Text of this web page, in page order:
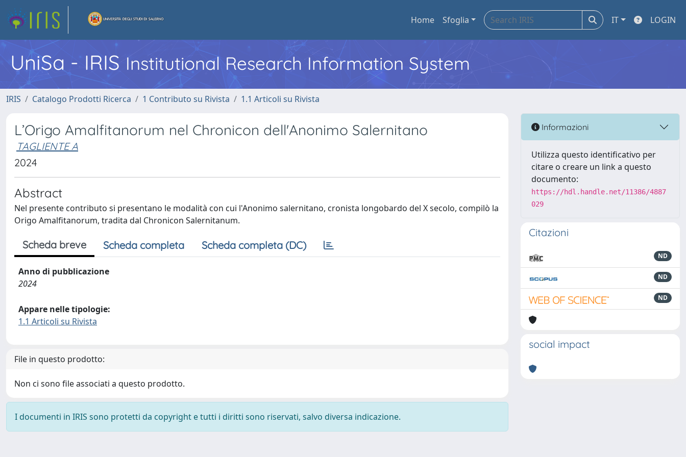
Home Sfoglia IT LOGIN
UniSa - IRIS Institutional Research Information System
IRIS Catalogo Prodotti Ricerca 1 Contributo su Rivista 1.1 Articoli su Rivista
L’Origo Amalfitanorum nel Chronicon dell'Anonimo Salernitano
TAGLIENTE A
2024
Abstract
Nel presente contributo si presentano le modalità con cui l'Anonimo salernitano, cronista longobardo del X secolo, compilò la
Origo Amalfitanorum, tradita dal Chronicon Salernitanum.
Scheda breve Scheda completa Scheda completa (DC)
Anno di pubblicazione
2024
Appare nelle tipologie:
1.1 Articoli su Rivista
File in questo prodotto:
Non ci sono file associati a questo prodotto.
I documenti in IRIS sono protetti da copyright e tutti i diritti sono riservati, salvo diversa indicazione.
Informazioni
Utilizza questo identificativo per
citare o creare un link a questo
documento:
https://hdl.handle.net/11386/4887
029
Citazioni
ND
ND
ND
social impact